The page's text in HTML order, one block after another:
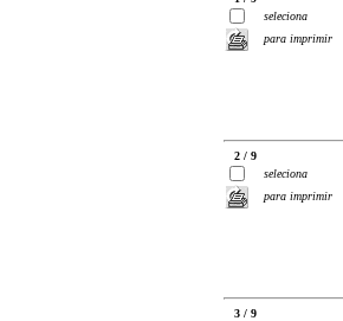
seleciona
para imprimir
2 / 9
seleciona
para imprimir
3 / 9